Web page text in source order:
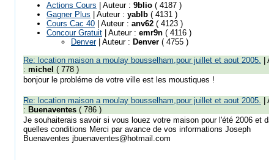
Actions Cours | Auteur : 9blio ( 4187 )
Gagner Plus | Auteur : yablb ( 4131 )
Cours Cac 40 | Auteur : anv62 ( 4123 )
Concour Gratuit | Auteur : emr9n ( 4116 )
Denver| Auteur : Denver ( 4755 )
Re: location maison a moulay bousselham,pour juillet et aout 2005. |
: michel ( 778 )
bonjour le probléme de votre ville est les moustiques !
Re: location maison a moulay bousselham,pour juillet et aout 2005. |
: Buenaventes ( 786 )
Je souhaiterais savoir si vous louez votre maison pour l'été 2006 et
quelles conditions Merci par avance de vos informations Joseph
Buenaventes jbuenaventes@hotmail.com